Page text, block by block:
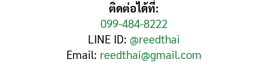
ติดต่อได้ที่:
099-484-8222
LINE ID: @reedthai
Email: reedthai@gmail.com